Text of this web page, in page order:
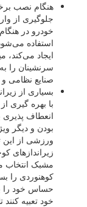
هنگام نصب
جلوگیری از
خودرو در
استفاده
ایجاد می‌کند،
سرنشینان را
صنایع نظامی
بسیاری از
با بهره گیری از
انعطاف
بودن و دیگر
ورزشی از این
زیراندازهای
مشبک انتخاب
کوهنوردی را
حساس خود را
خود تعبیه